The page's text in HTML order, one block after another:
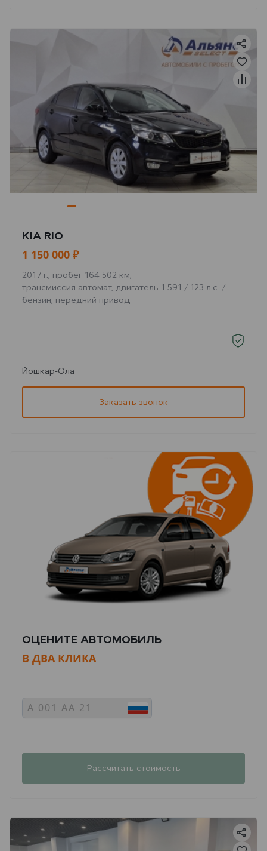
KIA RIO
1 150 000 ₽
2017 г., пробег 164 502 км,
трансмиссия автомат, двигатель 1 591 / 123 л.с. /
бензин, передний привод
Йошкар-Ола
Заказать звонок
ОЦЕНИТЕ АВТОМОБИЛЬ
В ДВА КЛИКА
Рассчитать стоимость